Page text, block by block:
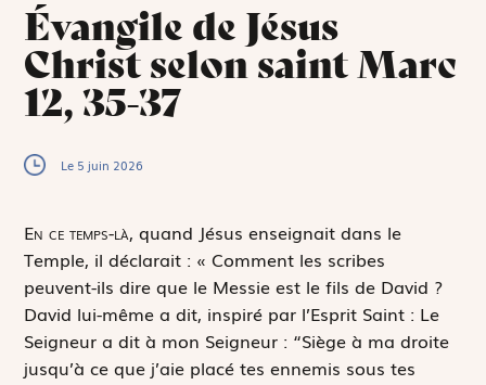
Évangile de Jésus
Christ selon saint Marc
12, 35-37
Le 5 juin 2026
En ce temps-là, quand Jésus enseignait dans le
Temple, il déclarait : « Comment les scribes
peuvent-ils dire que le Messie est le fils de David ?
David lui-même a dit, inspiré par l’Esprit Saint : Le
Seigneur a dit à mon Seigneur : “Siège à ma droite
jusqu’à ce que j’aie placé tes ennemis sous tes